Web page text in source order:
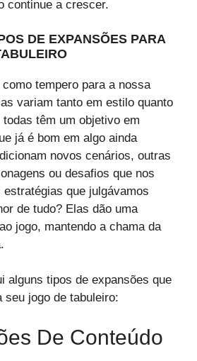
continue a crescer.
DE EXPANSÕES PARA
tempero para a nossa
variam tanto em estilo quanto
têm um objetivo em
já é bom em algo ainda
novos cenários, outras
ou desafios que nos
que julgávamos
de tudo? Elas dão uma
jogo, mantendo a chama da
alguns tipos de expansões que
jogo de tabuleiro:
De Conteúdo